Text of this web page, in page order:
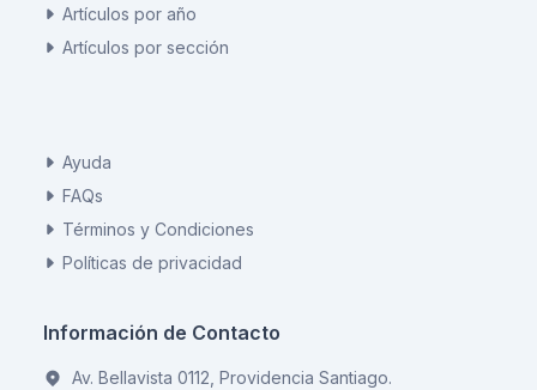
Artículos por año
Artículos por sección
Ayuda
FAQs
Términos y Condiciones
Políticas de privacidad
Información de Contacto
Av. Bellavista 0112, Providencia Santiago.